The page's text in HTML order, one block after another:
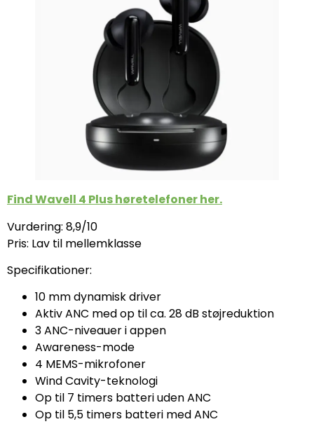
Find Wavell 4 Plus høretelefoner her.
Vurdering: 8,9/10
Pris: Lav til mellemklasse
Specifikationer:
10 mm dynamisk driver
Aktiv ANC med op til ca. 28 dB støjreduktion
3 ANC-niveauer i appen
Awareness-mode
4 MEMS-mikrofoner
Wind Cavity-teknologi
Op til 7 timers batteri uden ANC
Op til 5,5 timers batteri med ANC